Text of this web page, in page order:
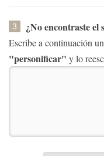
3 ¿No encontraste el
Escribe a continuación
"personificar" y lo